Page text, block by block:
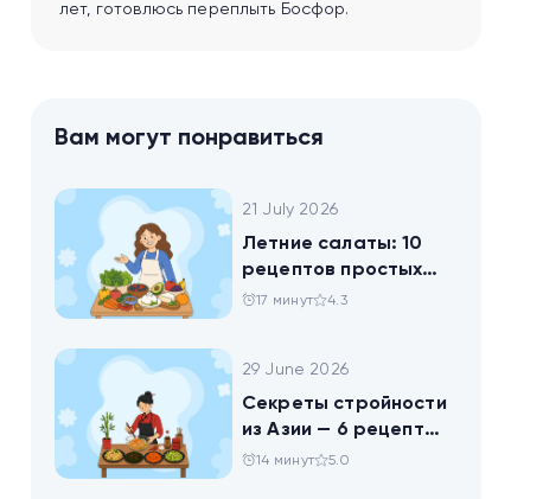
лет, готовлюсь переплыть Босфор.
Вам могут понравиться
21 July 2026
Летние салаты: 10
рецептов простых
блюд для будней и
17 минут 4.3
29 June 2026
Секреты стройности
из Азии — 6 рецептов
китайских салатов
14 минут 5.0